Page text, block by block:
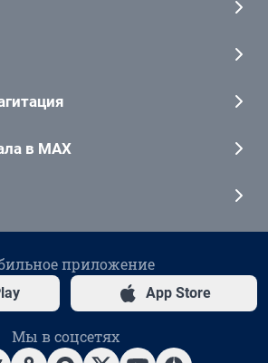
в MAX
приложение
App Store
Мы в соцсетях